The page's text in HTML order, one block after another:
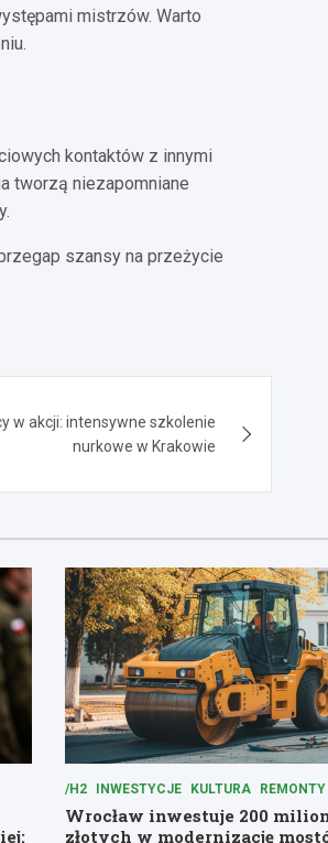
mistrzów. Warto
kontaktów z innymi
tworzą niezapomniane
szansy na przeżycie
w akcji: intensywne szkolenie
nurkowe w Krakowie
/H2 INWESTYCJE KULTURA REMONTY
Wrocław inwestuje 200
złotych w modernizację